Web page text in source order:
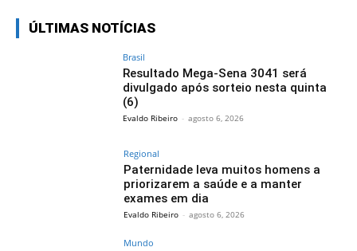
ÚLTIMAS NOTÍCIAS
Brasil
Resultado Mega-Sena 3041 será
divulgado após sorteio nesta quinta
(6)
Evaldo Ribeiro - agosto 6, 2026
Regional
Paternidade leva muitos homens a
priorizarem a saúde e a manter
exames em dia
Evaldo Ribeiro - agosto 6, 2026
Mundo